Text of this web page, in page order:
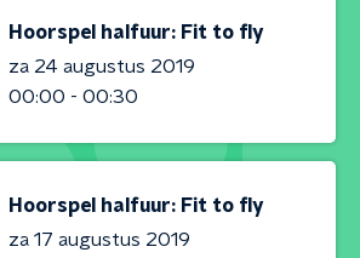
Hoorspel halfuur: Fit to fly
za 24 augustus 2019
00:00 - 00:30
Hoorspel halfuur: Fit to fly
za 17 augustus 2019